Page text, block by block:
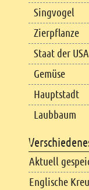
Singvogel
Zierpflanze
Staat der USA
Gemüse
Hauptstadt
Laubbaum
Aktuell
Englische